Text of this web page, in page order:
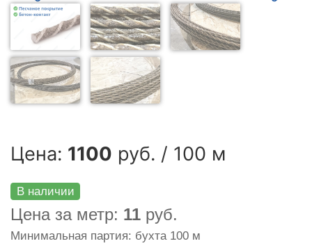
Цена: 1100 руб. / 100 м
В наличии
Цена за метр: 11 руб.
Минимальная партия: бухта 100 м